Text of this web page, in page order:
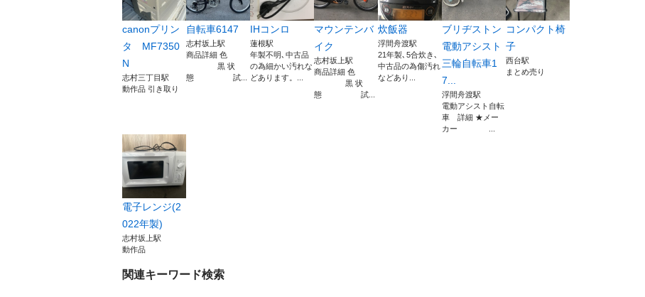
canonプリン
タ MF7350
N
志村三丁目駅
動作品 引き取り
自転車6147
志村坂上駅
商品詳細 色
黒 状
態 試...
IHコンロ
蓮根駅
年製不明､中古品
の為細かい汚れな
どあります。...
マウンテンバ
イク
志村坂上駅
商品詳細 色
黒 状
態 試...
炊飯器
浮間舟渡駅
21年製､5合炊き､
中古品の為傷汚れ
などあり...
ブリヂストン
電動アシスト
三輪自転車1
7...
浮間舟渡駅
電動アシスト自転
車 詳細 ★メー
カー ...
コンパクト椅
子
西台駅
まとめ売り
電子レンジ(2
022年製)
志村坂上駅
動作品
関連キーワード検索